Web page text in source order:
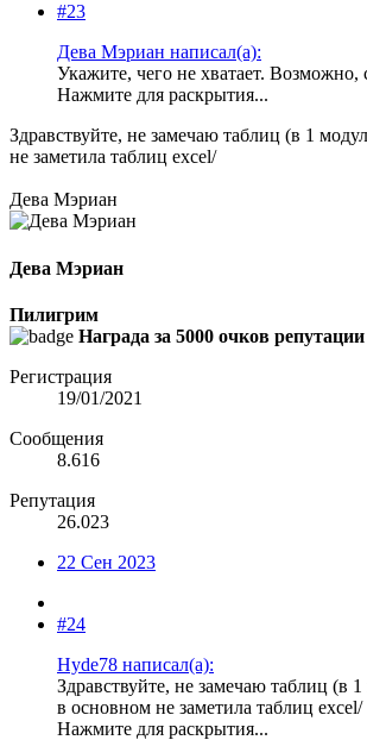
#23
Дева Мэриан написал(а):
Укажите, чего не хватает.
Нажмите для раскрытия...
Здравствуйте, не замечаю таблиц (в 1
не заметила таблиц excel/
Дева Мэриан
Дева Мэриан
Пилигрим
Награда за 5000 очков репутации
Регистрация
19/01/2021
Сообщения
8.616
Репутация
26.023
22 Сен 2023
#24
Hyde78 написал(а):
Здравствуйте, не замечаю таблиц (в
в основном не заметила таблиц excel/
Нажмите для раскрытия...